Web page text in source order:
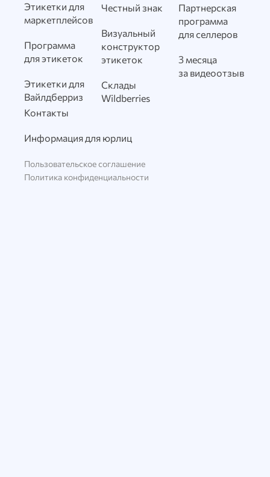
Этикетки для
маркетплейсов
Программа
для этикеток
Этикетки для
Вайлдберриз
Честный знак
Визуальный
конструктор
этикеток
Склады
Wildberries
Партнерская
программа
для селлеров
3 месяца
за видеоотзыв
Контакты
Информация для юрлиц
Пользовательское соглашение
Политика конфиденциальности